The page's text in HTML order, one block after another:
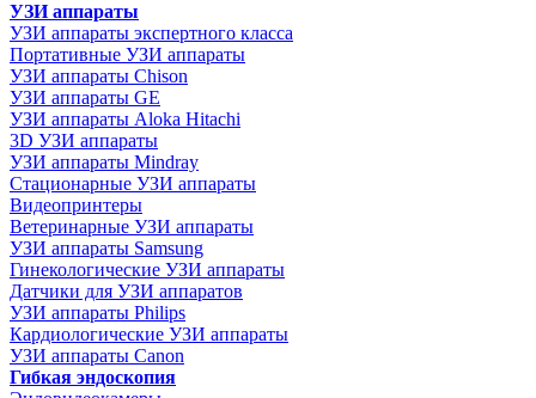
УЗИ аппараты
УЗИ аппараты экспертного класса
Портативные УЗИ аппараты
УЗИ аппараты Chison
УЗИ аппараты GE
УЗИ аппараты Aloka Hitachi
3D УЗИ аппараты
УЗИ аппараты Mindray
Стационарные УЗИ аппараты
Видеопринтеры
Ветеринарные УЗИ аппараты
УЗИ аппараты Samsung
Гинекологические УЗИ аппараты
Датчики для УЗИ аппаратов
УЗИ аппараты Philips
Кардиологические УЗИ аппараты
УЗИ аппараты Canon
Гибкая эндоскопия